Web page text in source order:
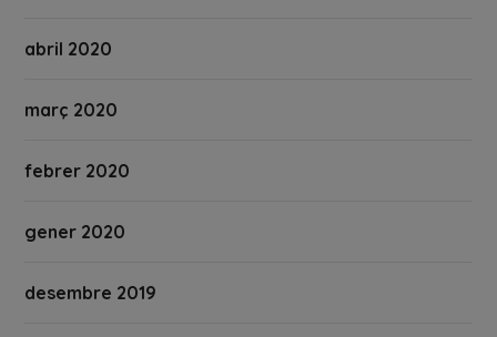
abril 2020
març 2020
febrer 2020
gener 2020
desembre 2019